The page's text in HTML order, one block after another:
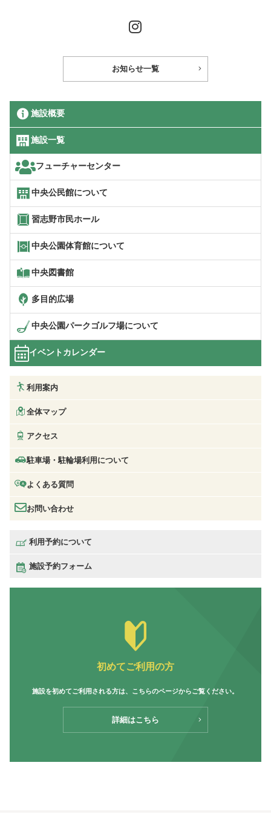
お知らせ一覧
施設概要
施設一覧
フューチャーセンター
中央公民館について
習志野市民ホール
中央公園体育館について
中央図書館
多目的広場
中央公園パークゴルフ場について
イベントカレンダー
利用案内
全体マップ
アクセス
駐車場・駐輪場利用について
よくある質問
お問い合わせ
利用予約について
施設予約フォーム
初めてご利用の方
施設を初めてご利用される方は、 こちらのページからご覧ください。
詳細はこちら